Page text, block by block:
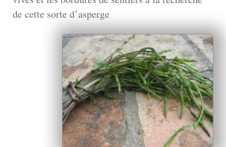
de cette sorte d’asperge